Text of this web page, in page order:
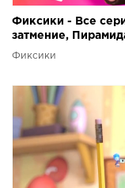
Фиксики - Все
затмение,
Фиксики